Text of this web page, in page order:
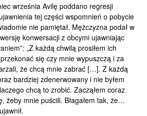
września Avilę poddano regresji
tej części wspomnień o pobycie
nie pamiętał. Mężczyzna podał w
konwersacji z obcymi ujawniając
„Z każdą chwilą prosiłem ich
się czy mnie wypuszczą i za
że chcą mnie zabrać […]. Z każdą
bardziej zdenerwowany i nie byłem
chcą to zrobić. Zacząłem coraz
żeby mnie puścili. Błagałem tak, że…